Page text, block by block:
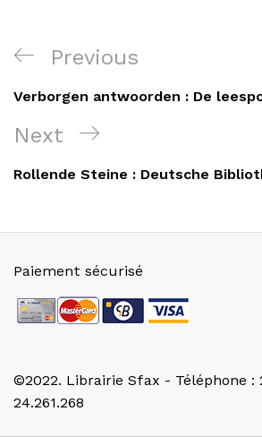
Navigation
de
l’article
Previous
Post
Previous
Verborgen antwoorden : De
Next
Post
Next
Rollende Steine : Deutsche
©2022. Librairie Sfax - Téléphone :
24.261.268
Paiement sécurisé